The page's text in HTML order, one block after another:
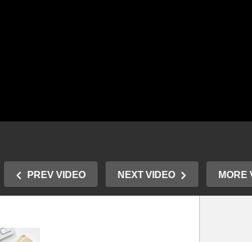
PREV VIDEO NEXT VIDEO MORE